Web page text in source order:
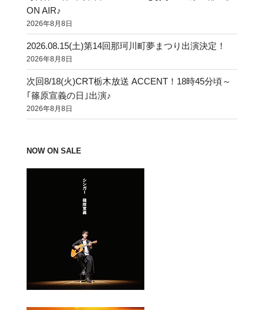
ON AIR♪
2026年8月8日
2026.08.15(土)第14回那珂川町夢まつり出演決定！
2026年8月8日
次回8/18(火)CRT栃木放送 ACCENT！18時45分頃～
｢篠原宣義の日｣出演♪
2026年8月8日
NOW ON SALE